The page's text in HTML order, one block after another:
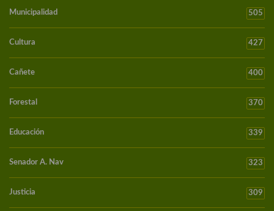
Municipalidad 505
Cultura 427
Cañete 400
Forestal 370
Educación 339
Senador A. Nav 323
Justicia 309